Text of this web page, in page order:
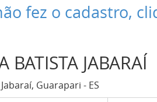
fez o cadastro,
BATISTA JABARAÍ
Guarapari - ES